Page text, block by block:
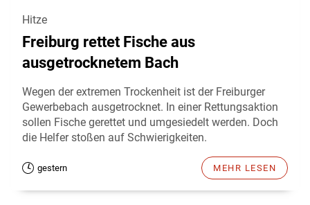
Hitze
Freiburg rettet Fische aus
ausgetrocknetem Bach
Wegen der extremen Trockenheit ist der Freiburger
Gewerbebach ausgetrocknet. In einer Rettungsaktion
sollen Fische gerettet und umgesiedelt werden. Doch
die Helfer stoßen auf Schwierigkeiten.
gestern MEHR LESEN